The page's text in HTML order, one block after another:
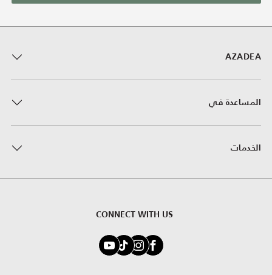
AZADEA
المساعدة في
الخدمات
CONNECT WITH US